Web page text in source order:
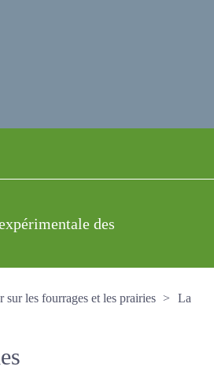
expérimentale des
sur les fourrages et les prairies